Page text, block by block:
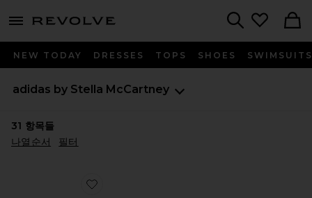
menu - shows more content
NEW TODAY DRESSES TOPS SHOES SWIMSUITS
adidas by Stella McCartney
31 항목들
나열순서
필터
Favorite BARRICADE 스니커즈